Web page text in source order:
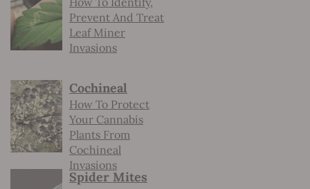
Prevent And Treat
Leaf Miner
Invasions
Cochineal
How To Protect
Your Cannabis
Plants From
Cochineal
Invasions
Spider Mites